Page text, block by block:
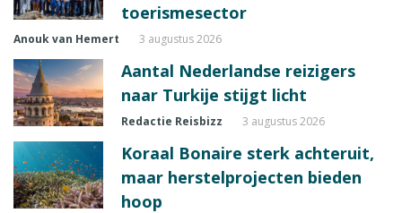
toerismesector
Anouk van Hemert 3 augustus 2026
Aantal Nederlandse reizigers
naar Turkije stijgt licht
Redactie Reisbizz 3 augustus 2026
Koraal Bonaire sterk achteruit,
maar herstelprojecten bieden
hoop